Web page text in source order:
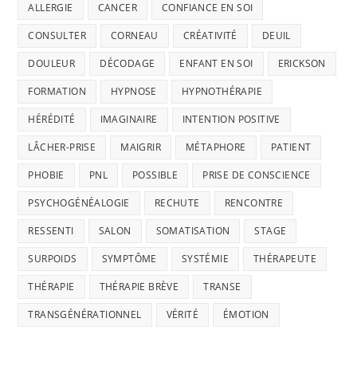
ALLERGIE CANCER CONFIANCE EN SOI
CONSULTER CORNEAU CRÉATIVITÉ DEUIL
DOULEUR DÉCODAGE ENFANT EN SOI ERICKSON
FORMATION HYPNOSE HYPNOTHÉRAPIE
HÉRÉDITÉ IMAGINAIRE INTENTION POSITIVE
LÂCHER-PRISE MAIGRIR MÉTAPHORE PATIENT
PHOBIE PNL POSSIBLE PRISE DE CONSCIENCE
PSYCHOGÉNÉALOGIE RECHUTE RENCONTRE
RESSENTI SALON SOMATISATION STAGE
SURPOIDS SYMPTÔME SYSTÉMIE THÉRAPEUTE
THÉRAPIE THÉRAPIE BRÈVE TRANSE
TRANSGÉNÉRATIONNEL VÉRITÉ ÉMOTION